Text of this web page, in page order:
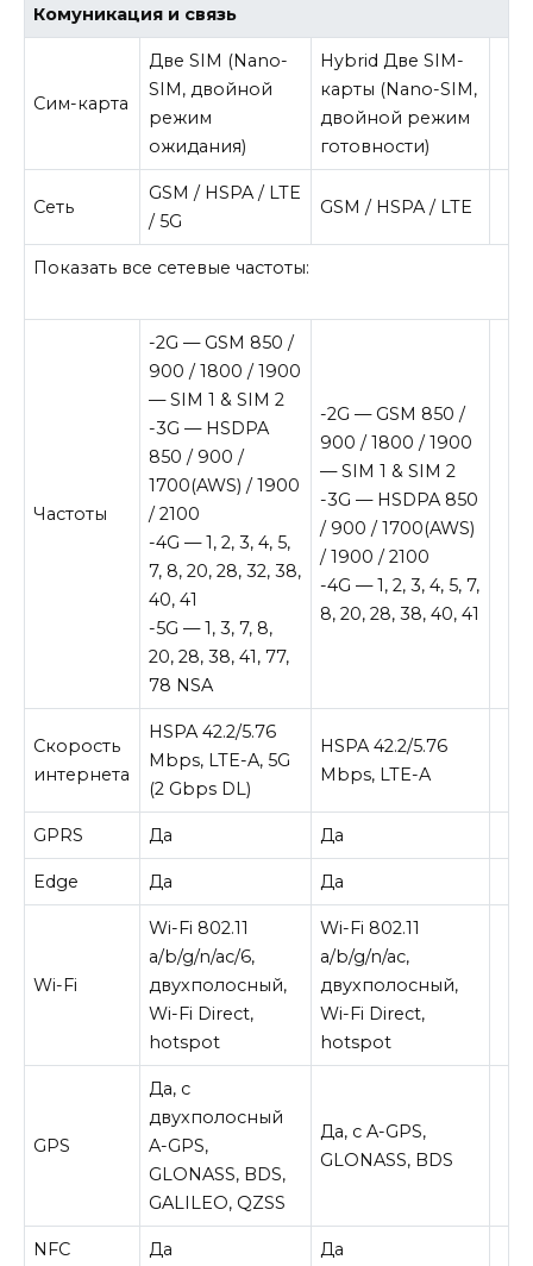
Комуникация и связь
Сим-карта
Две SIM (Nano-
SIM, двойной
режим
ожидания)
Hybrid Две SIM-
карты (Nano-SIM,
двойной режим
готовности)
Сеть
GSM / HSPA / LTE
/ 5G
GSM / HSPA / LTE
Показать все сетевые частоты:
Частоты
-2G — GSM 850 /
900 / 1800 / 1900
— SIM 1 & SIM 2
-3G — HSDPA
850 / 900 /
1700(AWS) / 1900
/ 2100
-4G — 1, 2, 3, 4, 5,
7, 8, 20, 28, 32, 38,
40, 41
-5G — 1, 3, 7, 8,
20, 28, 38, 41, 77,
78 NSA
-2G — GSM 850 /
900 / 1800 / 1900
— SIM 1 & SIM 2
-3G — HSDPA 850
/ 900 / 1700(AWS)
/ 1900 / 2100
-4G — 1, 2, 3, 4, 5, 7,
8, 20, 28, 38, 40, 41
Скорость
интернета
HSPA 42.2/5.76
Mbps, LTE-A, 5G
(2 Gbps DL)
HSPA 42.2/5.76
Mbps, LTE-A
GPRS Да Да
Edge Да Да
Wi-Fi
Wi-Fi 802.11
a/b/g/n/ac/6,
двухполосный,
Wi-Fi Direct,
hotspot
Wi-Fi 802.11
a/b/g/n/ac,
двухполосный,
Wi-Fi Direct,
hotspot
GPS
Да, с
двухполосный
A-GPS,
GLONASS, BDS,
GALILEO, QZSS
Да, с A-GPS,
GLONASS, BDS
NFC Да Да